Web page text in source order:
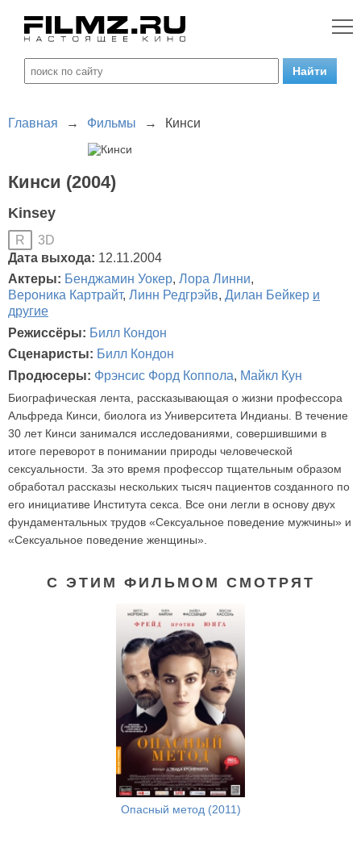
Главная → Фильмы → Кинси
Кинси (2004)
Kinsey
R
3D
Дата выхода: 12.11.2004
Актеры: Бенджамин Уокер, Лора Линни,
Вероника Картрайт, Линн Редгрэйв, Дилан Бейкер и
другие
Режиссёры: Билл Кондон
Сценаристы: Билл Кондон
Продюсеры: Фрэнсис Форд Коппола, Майкл Кун
Биографическая лента, рассказывающая о жизни профессора
Альфреда Кинси, биолога из Университета Индианы. В течение
30 лет Кинси занимался исследованиями, совершившими в
итоге переворот в понимании природы человеческой
сексуальности. За это время профессор тщательным образом
обработал рассказы нескольких тысяч пациентов созданного по
его инициативе Института секса. Все они легли в основу двух
фундаментальных трудов «Сексуальное поведение мужчины» и
«Сексуальное поведение женщины».
С ЭТИМ ФИЛЬМОМ СМОТРЯТ
Опасный метод (2011)